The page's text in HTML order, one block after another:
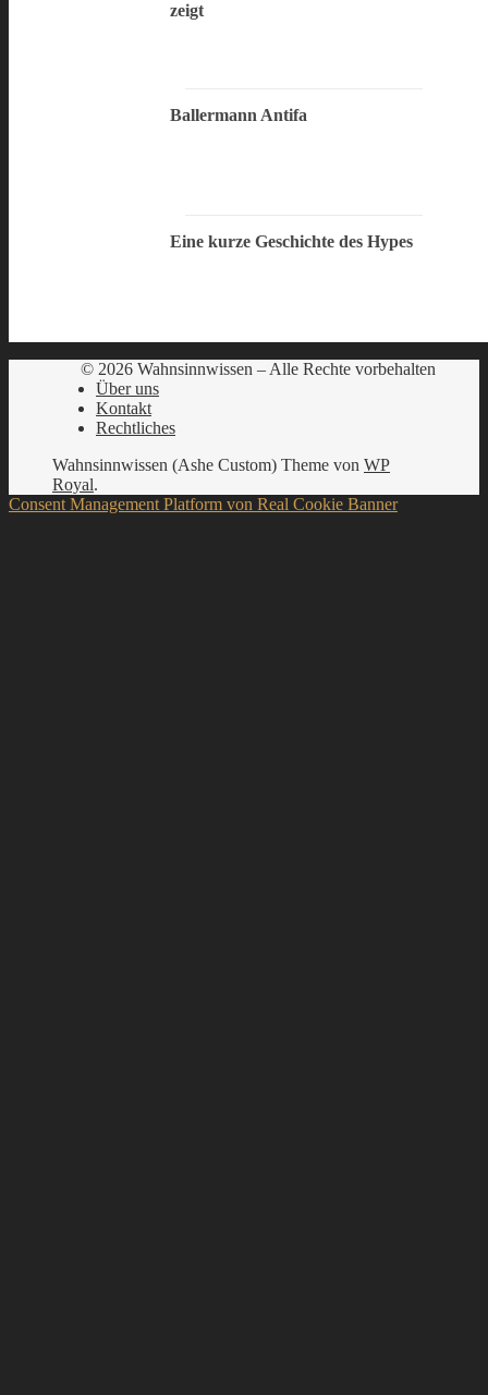
zeigt
Ballermann Antifa
Eine kurze Geschichte des Hypes
© 2026 Wahnsinnwissen – Alle Rechte vorbehalten
Über uns
Kontakt
Rechtliches
Wahnsinnwissen (Ashe Custom) Theme von WP
Royal.
Consent Management Platform von Real Cookie Banner